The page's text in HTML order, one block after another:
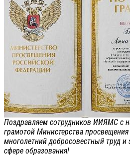
Поздравляем сотрудников ИИЯМС с
грамотой Министерства
многолетний добросовестный труд и
сфере образования!